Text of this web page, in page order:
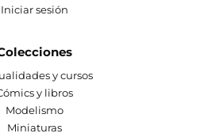
Iniciar sesión
y cursos
y libros
Modelismo
Miniaturas